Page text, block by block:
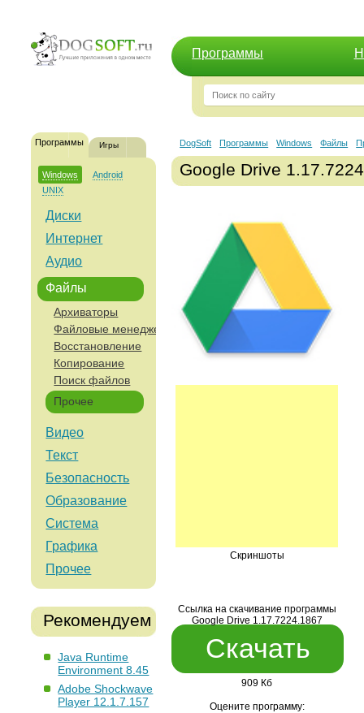
Программы
Программы Игры
Windows
Android
UNIX
Диски
Интернет
Аудио
Файлы
Архиваторы
Файловые менеджеры
Восстановление
Копирование
Поиск файлов
Прочее
Видео
Текст
Безопасность
Образование
Система
Графика
Прочее
Рекомендуем
Java Runtime
Environment 8.45
Adobe Shockwave
Player 12.1.7.157
DogSoft Программы Windows Файлы
Google Drive
Скриншоты
Ссылка на скачивание программы
Google Drive 1.17.7224.1867
Скачать
909 Кб
Оцените программу: